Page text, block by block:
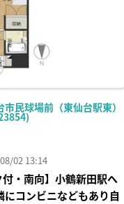
民球場前（東仙台駅東）
02 13:14
付・南向】小鶴新田駅へ
コンビニなどもあり自